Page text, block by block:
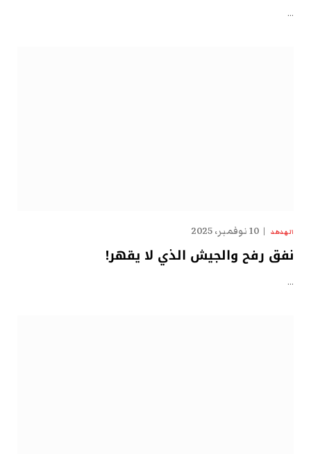
…
الهدهد 10 نوفمبر، 2025
نفق رفح والجيش الذي لا يقهر!
…